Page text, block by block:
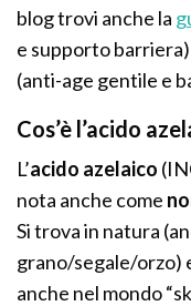
blog trovi anche la
e supporto barriera)
(anti-age gentile e
Cos’è l’acido
L’acido azelaico
nota anche come
Si trova in natura
grano/segale/orzo)
anche nel mondo